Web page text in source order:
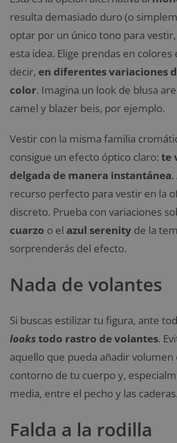
resulta demasiado duro (o
optar por un único tono para
esta idea. Elige prendas en colores
decir, en diferentes variaciones
color. Imagina un look de blusa
camel y blazer beis, por ejemplo.
Vestir con la misma familia
consigue un efecto óptico claro: te
delgada de manera instantánea
recurso perfecto para vestir en la
discreto. Prueba con variaciones
cuarzo o el azul serenity de la
sorprenderás del efecto.
Nada de volantes
Si buscas estilizar tu figura, ante
lookstodo rastro de volantes.
aquello que pueda añadir volumen
contorno de tu cuerpo y,
media, entre el pecho y las caderas.
Falda a la rodilla